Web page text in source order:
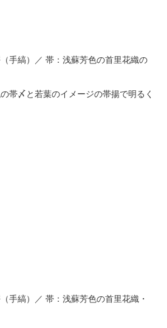
手縞）／ 帯：浅蘇芳色の首里花織の
帯〆と若葉のイメージの帯揚で明るく
手縞）／ 帯：浅蘇芳色の首里花織・